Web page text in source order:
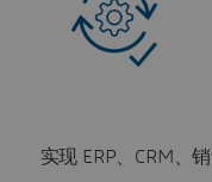
实现 ERP、CRM、